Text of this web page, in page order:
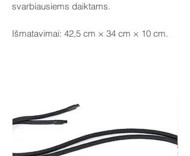
svarbiausiems daiktams.
Išmatavimai: 42,5 cm × 34 cm × 10 cm.